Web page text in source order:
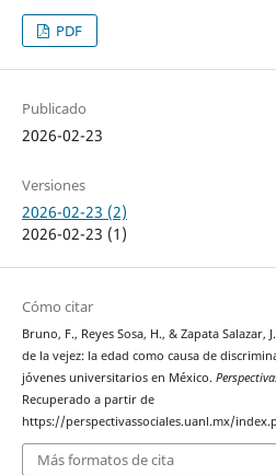
PDF
Publicado
2026-02-23
Versiones
2026-02-23 (2)
2026-02-23 (1)
Cómo citar
Bruno, F., Reyes Sosa, H., & Zapata Salazar,
de la vejez: la edad como causa de
jóvenes universitarios en México.
Recuperado a partir de
https://perspectivassociales.uanl.mx/
Más formatos de cita